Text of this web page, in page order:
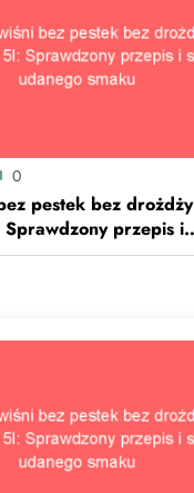
0
pestek bez drożdży
przepis i
smaku